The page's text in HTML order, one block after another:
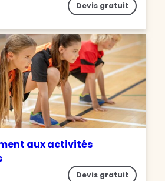
Devis gratuit
aux activités
Devis gratuit